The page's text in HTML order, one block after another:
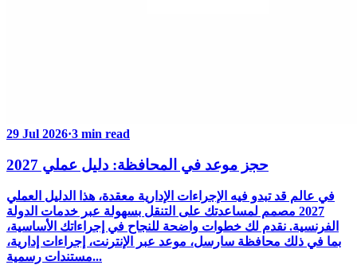
29 Jul 2026·3 min read
حجز موعد في المحافظة: دليل عملي 2027
في عالم قد تبدو فيه الإجراءات الإدارية معقدة، هذا الدليل العملي
2027 مصمم لمساعدتك على التنقل بسهولة عبر خدمات الدولة
الفرنسية. نقدم لك خطوات واضحة للنجاح في إجراءاتك الأساسية،
بما في ذلك محافظة سارسل، موعد عبر الإنترنت، إجراءات إدارية،
مستندات رسمية...